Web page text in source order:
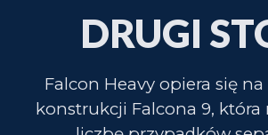
DRUGI
Falcon Heavy opiera się
konstrukcji Falcona 9,